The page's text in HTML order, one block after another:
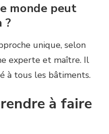
monde peut
?
unique, selon
experte et maître. Il
à tous les bâtiments.
à faire